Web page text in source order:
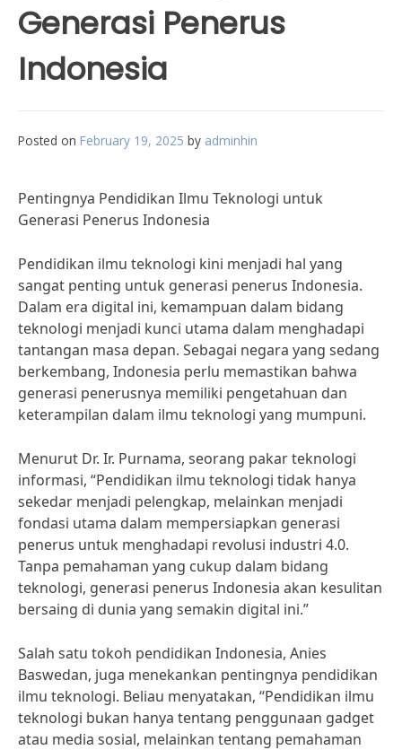
Generasi Penerus
Indonesia
Posted on February 19, 2025 by adminhin
Pentingnya Pendidikan Ilmu Teknologi untuk
Generasi Penerus Indonesia
Pendidikan ilmu teknologi kini menjadi hal yang
sangat penting untuk generasi penerus Indonesia.
Dalam era digital ini, kemampuan dalam bidang
teknologi menjadi kunci utama dalam menghadapi
tantangan masa depan. Sebagai negara yang sedang
berkembang, Indonesia perlu memastikan bahwa
generasi penerusnya memiliki pengetahuan dan
keterampilan dalam ilmu teknologi yang mumpuni.
Menurut Dr. Ir. Purnama, seorang pakar teknologi
informasi, “Pendidikan ilmu teknologi tidak hanya
sekedar menjadi pelengkap, melainkan menjadi
fondasi utama dalam mempersiapkan generasi
penerus untuk menghadapi revolusi industri 4.0.
Tanpa pemahaman yang cukup dalam bidang
teknologi, generasi penerus Indonesia akan kesulitan
bersaing di dunia yang semakin digital ini.”
Salah satu tokoh pendidikan Indonesia, Anies
Baswedan, juga menekankan pentingnya pendidikan
ilmu teknologi. Beliau menyatakan, “Pendidikan ilmu
teknologi bukan hanya tentang penggunaan gadget
atau media sosial, melainkan tentang pemahaman